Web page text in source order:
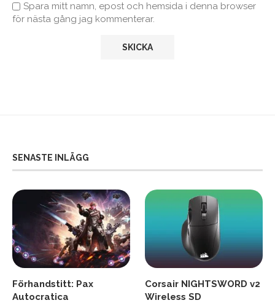
Spara mitt namn, epost och hemsida i denna browser
för nästa gång jag kommenterar.
SENASTE INLÄGG
Förhandstitt: Pax
Autocratica
Corsair NIGHTSWORD v2
Wireless SD